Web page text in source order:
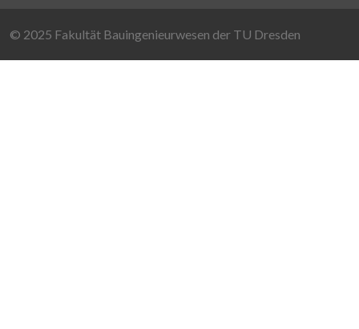
© 2025 Fakultät Bauingenieurwesen der TU Dresden